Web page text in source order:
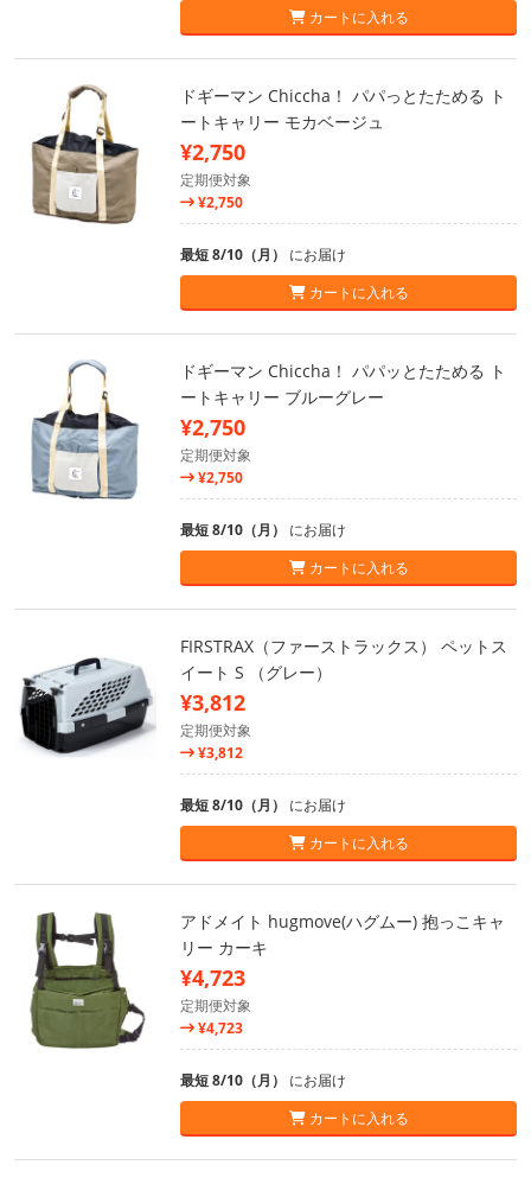
カートに入れる
ドギーマン Chiccha！ パパっとたためる ト
ートキャリー モカベージュ
¥2,750
定期便対象
¥2,750
最短 8/10（月） にお届け
カートに入れる
ドギーマン Chiccha！ パパッとたためる ト
ートキャリー ブルーグレー
¥2,750
定期便対象
¥2,750
最短 8/10（月） にお届け
カートに入れる
FIRSTRAX（ファーストラックス） ペットス
イート S （グレー）
¥3,812
定期便対象
¥3,812
最短 8/10（月） にお届け
カートに入れる
アドメイト hugmove(ハグムー) 抱っこキャ
リー カーキ
¥4,723
定期便対象
¥4,723
最短 8/10（月） にお届け
カートに入れる